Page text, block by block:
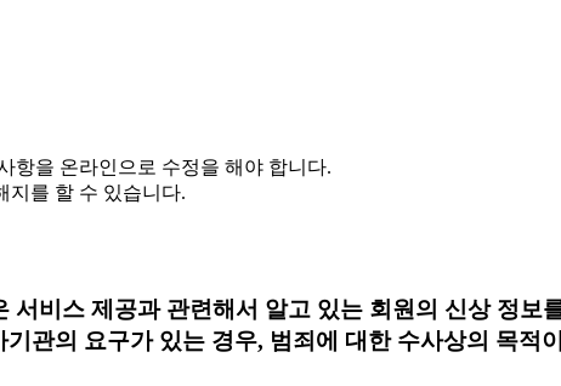
항을 온라인으로 수정을 해야 합니다.
지를 할 수 있습니다.
서비스 제공과 관련해서 알고 있는 회원의 신상 정보
관의 요구가 있는 경우, 범죄에 대한 수사상의 목적